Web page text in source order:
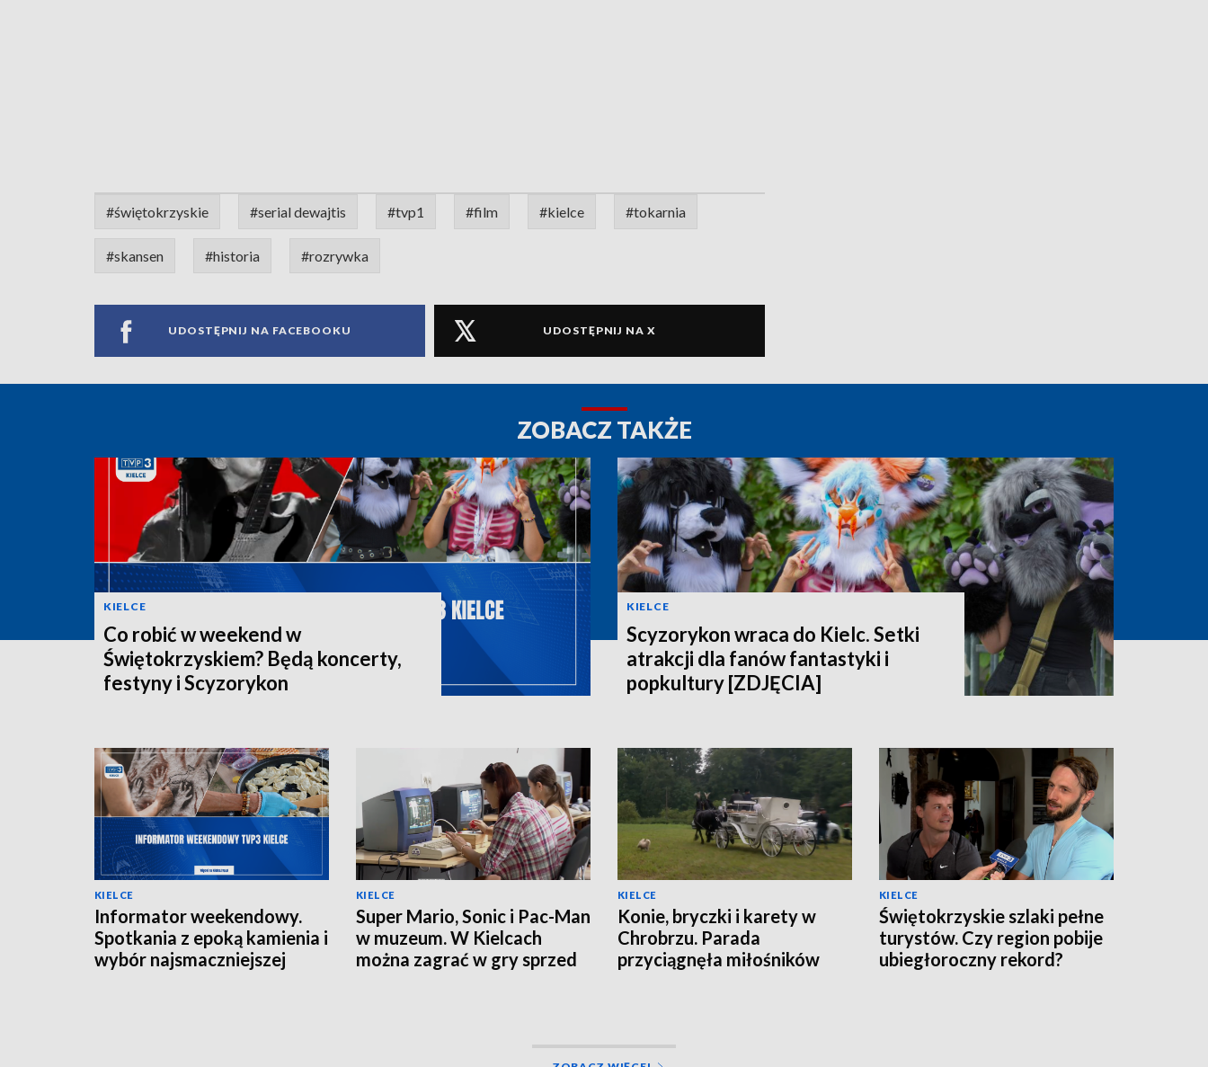
#świętokrzyskie #serial dewajtis #tvp1 #film #kielce #tokarnia
#skansen #historia #rozrywka
UDOSTĘPNIJ NA FACEBOOKU UDOSTĘPNIJ NA X
ZOBACZ TAKŻE
KIELCE
Co robić w weekend w
Świętokrzyskiem? Będą koncerty,
festyny i Scyzorykon
KIELCE
Scyzorykon wraca do Kielc. Setki
atrakcji dla fanów fantastyki i
popkultury [ZDJĘCIA]
KIELCE
Informator weekendowy.
Spotkania z epoką kamienia i
wybór najsmaczniejszej
KIELCE
Super Mario, Sonic i Pac-Man
w muzeum. W Kielcach
można zagrać w gry sprzed
KIELCE
Konie, bryczki i karety w
Chrobrzu. Parada
przyciągnęła miłośników
KIELCE
Świętokrzyskie szlaki pełne
turystów. Czy region pobije
ubiegłoroczny rekord?